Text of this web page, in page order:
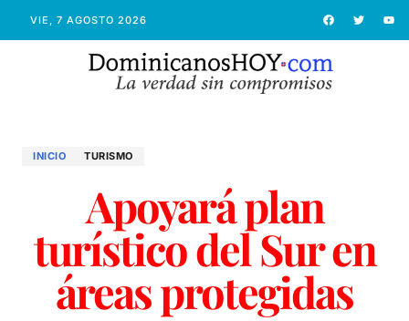
VIE, 7 AGOSTO 2026
INICIO TURISMO
Apoyará plan
turístico del Sur en
áreas protegidas